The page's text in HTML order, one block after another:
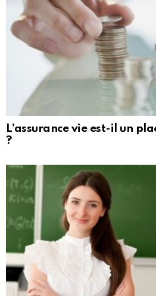
L’assurance vie est-il un
?